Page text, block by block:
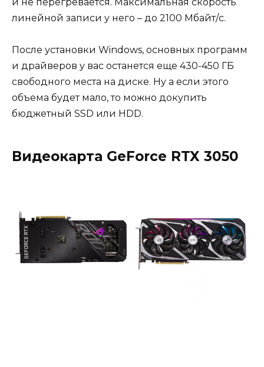
линейной записи у него – до 2100 Мбайт/с.
После установки Windows, основных программ
и драйверов у вас останется еще 430-450 ГБ
свободного места на диске. Ну а если этого
объема будет мало, то можно докупить
бюджетный SSD или HDD.
Видеокарта GeForce RTX 3050